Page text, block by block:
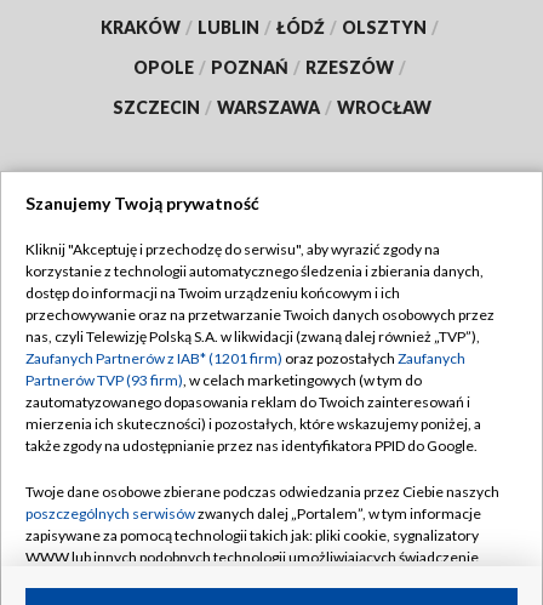
KRAKÓW / LUBLIN / ŁÓDŹ / OLSZTYN /
OPOLE / POZNAŃ / RZESZÓW /
SZCZECIN / WARSZAWA / WROCŁAW
TVP
Abonament TVP
Emisja w TVP
Centrum informacji TVP
Naziemna Telewizja Cyfrowa
Rada Programowa
System NOS
Informacje o nadawcy
Regulamin TVP
Polityka prywatności
Moje zgody
Pomoc
Kontakt
Kanały
Szanujemy Twoją prywatność
Kliknij "Akceptuję i przechodzę do serwisu", aby wyrazić zgody na
korzystanie z technologii automatycznego śledzenia i zbierania danych,
dostęp do informacji na Twoim urządzeniu końcowym i ich
przechowywanie oraz na przetwarzanie Twoich danych osobowych przez
nas, czyli Telewizję Polską S.A. w likwidacji (zwaną dalej również „TVP”),
Zaufanych Partnerów z IAB* (1201 firm) oraz pozostałych Zaufanych
Partnerów TVP (93 firm), w celach marketingowych (w tym do
zautomatyzowanego dopasowania reklam do Twoich zainteresowań i
mierzenia ich skuteczności) i pozostałych, które wskazujemy poniżej, a
także zgody na udostępnianie przez nas identyfikatora PPID do Google.
Twoje dane osobowe zbierane podczas odwiedzania przez Ciebie naszych
poszczególnych serwisówzwanych dalej „Portalem”, w tym informacje
zapisywane za pomocą technologii takich jak: pliki cookie, sygnalizatory
WWW lub innych podobnych technologii umożliwiających świadczenie